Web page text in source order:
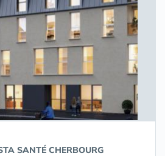
SANTÉ CHERBOURG